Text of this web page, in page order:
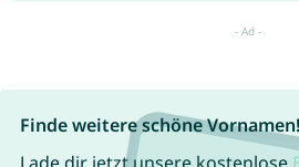
Finde weitere schöne Vornamen!